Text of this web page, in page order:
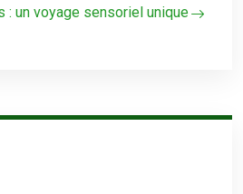
: un voyage sensoriel unique